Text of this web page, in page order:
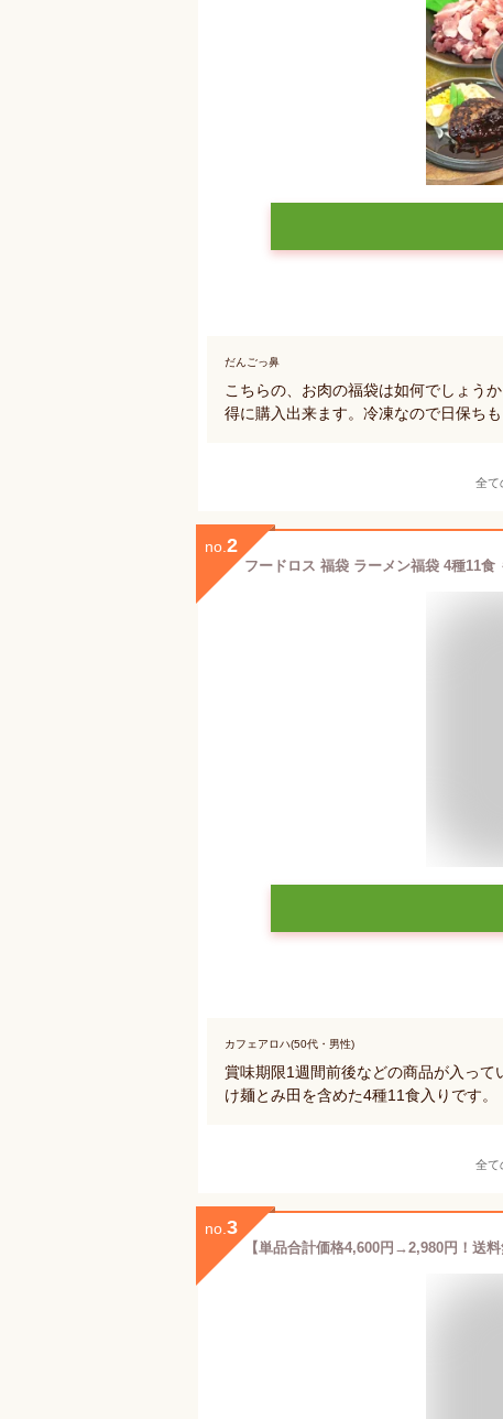
だんごっ鼻
こちらの、お肉の福袋は如何でしょう
得に購入出来ます。冷凍なので日保ちも
全て
no. 2
カフェアロハ(50代・男性)
賞味期限1週間前後などの商品が入っ
け麺とみ田を含めた4種11食入りです。
全て
no. 3